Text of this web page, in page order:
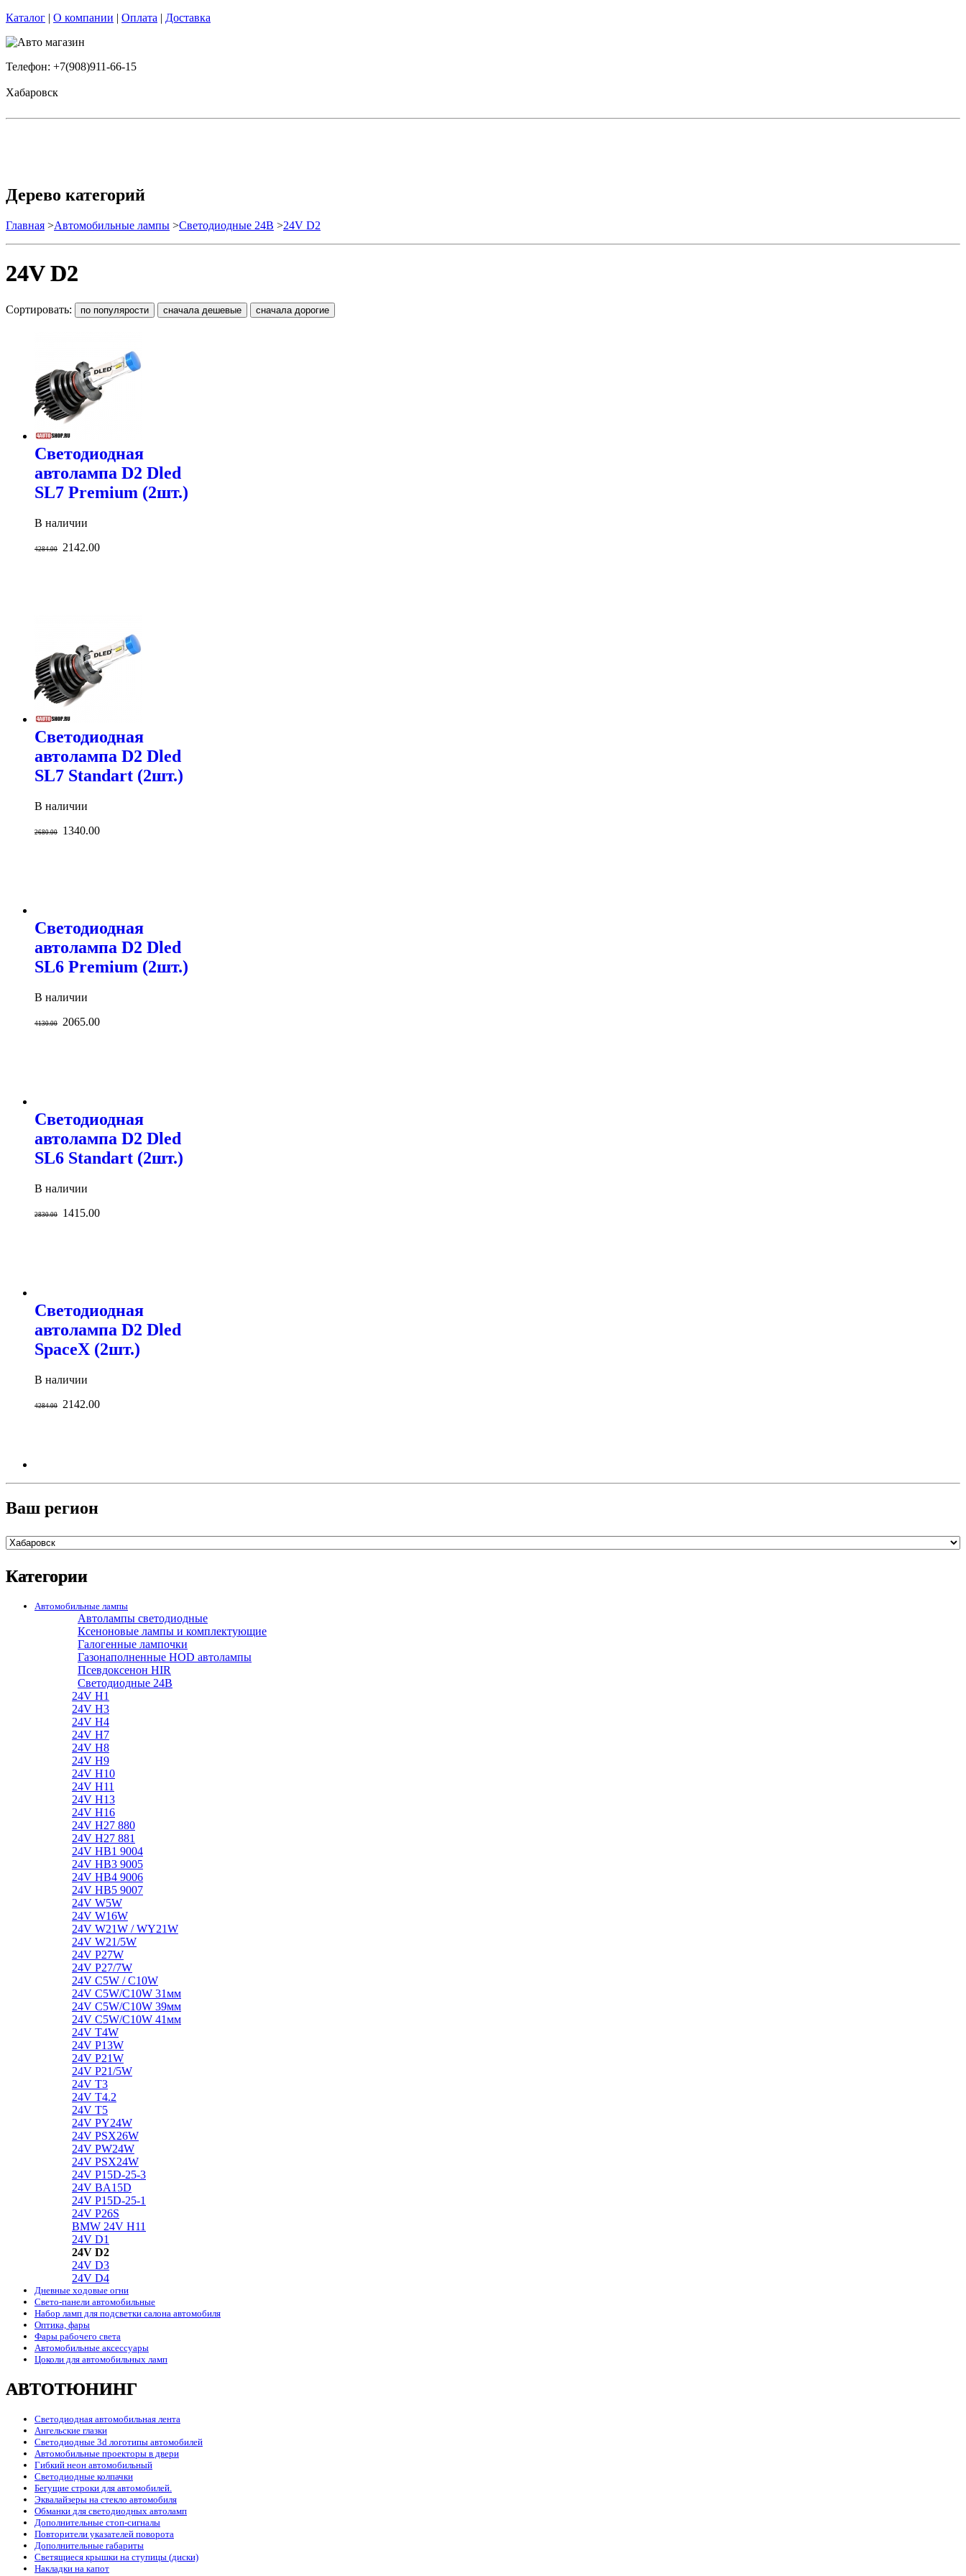
Каталог | О компании | Оплата | Доставка
Телефон: +7(908)911-66-15
Хабаровск
Дерево категорий
Главная >Автомобильные лампы >Cветодиодные 24B >24V D2
24V D2
Сортировать:
Светодиодная
автолампа D2 Dled
SL7 Premium (2шт.)
В наличии
4284.00 2142.00
Светодиодная
автолампа D2 Dled
SL7 Standart (2шт.)
В наличии
2680.00 1340.00
Светодиодная
автолампа D2 Dled
SL6 Premium (2шт.)
В наличии
4130.00 2065.00
Светодиодная
автолампа D2 Dled
SL6 Standart (2шт.)
В наличии
2830.00 1415.00
Светодиодная
автолампа D2 Dled
SpaceX (2шт.)
В наличии
4284.00 2142.00
Ваш регион
Категории
Автомобильные лампы
Автолампы светодиодные
Ксеноновые лампы и комплектующие
Галогенные лампочки
Газонаполненные HOD автолампы
Псевдоксенон HIR
Cветодиодные 24B
24V H1
24V H3
24V H4
24V H7
24V H8
24V H9
24V H10
24V H11
24V H13
24V H16
24V H27 880
24V H27 881
24V HB1 9004
24V HB3 9005
24V HB4 9006
24V HB5 9007
24V W5W
24V W16W
24V W21W / WY21W
24V W21/5W
24V P27W
24V P27/7W
24V C5W / C10W
24V C5W/C10W 31мм
24V C5W/C10W 39мм
24V C5W/C10W 41мм
24V T4W
24V P13W
24V P21W
24V P21/5W
24V T3
24V T4.2
24V T5
24V PY24W
24V PSX26W
24V PW24W
24V PSX24W
24V P15D-25-3
24V BA15D
24V P15D-25-1
24V P26S
BMW 24V H11
24V D1
24V D2
24V D3
24V D4
Дневные ходовые огни
Свето-панели автомобильные
Набор ламп для подсветки салона автомобиля
Оптика, фары
Фары рабочего света
Автомобильные аксессуары
Цоколи для автомобильных ламп
АВТОТЮНИНГ
Светодиодная автомобильная лента
Ангельские глазки
Светодиодные 3d логотипы автомобилей
Автомобильные проекторы в двери
Гибкий неон автомобильный
Светодиодные колпачки
Бегущие строки для автомобилей.
Эквалайзеры на стекло автомобиля
Обманки для светодиодных автоламп
Дополнительные стоп-сигналы
Повторители указателей поворота
Дополнительные габариты
Светящиеся крышки на ступицы (диски)
Накладки на капот